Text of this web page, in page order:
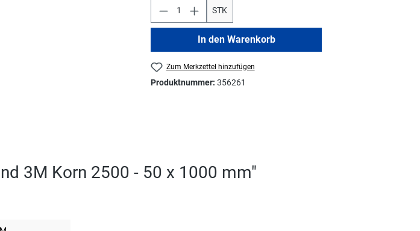
STK
In den Warenkorb
Zum Merkzettel hinzufügen
Produktnummer:356261
3M Korn 2500 - 50 x 1000 mm"